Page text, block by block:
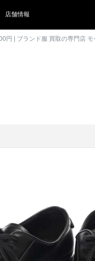
店舗情報
円 | ブランド服 買取の専門店